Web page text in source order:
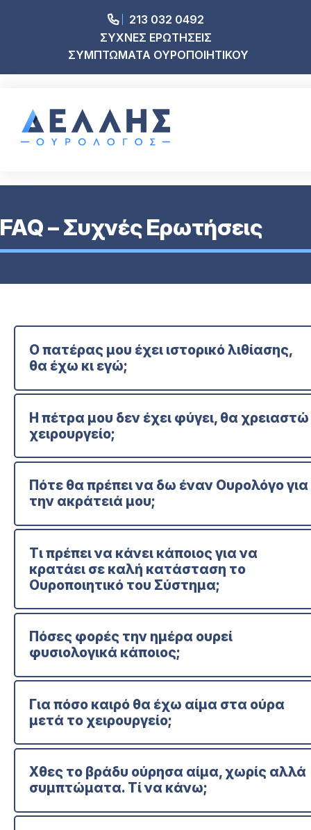
213 032 0492
ΣΥΧΝΕΣ ΕΡΩΤΗΣΕΙΣ
ΣΥΜΠΤΩΜΑΤΑ ΟΥΡΟΠΟΙΗΤΙΚΟΥ
FAQ – Συχνές Ερωτήσεις
Ο πατέρας μου έχει ιστορικό λιθίασης,
θα έχω κι εγώ;
Η πέτρα μου δεν έχει φύγει, θα χρειαστώ
χειρουργείο;
Πότε θα πρέπει να δω έναν Ουρολόγο για
την ακράτειά μου;
Τι πρέπει να κάνει κάποιος για να
κρατάει σε καλή κατάσταση το
Ουροποιητικό του Σύστημα;
Πόσες φορές την ημέρα ουρεί
φυσιολογικά κάποιος;
Για πόσο καιρό θα έχω αίμα στα ούρα
μετά το χειρουργείο;
Χθες το βράδυ ούρησα αίμα, χωρίς αλλά
συμπτώματα. Τί να κάνω;